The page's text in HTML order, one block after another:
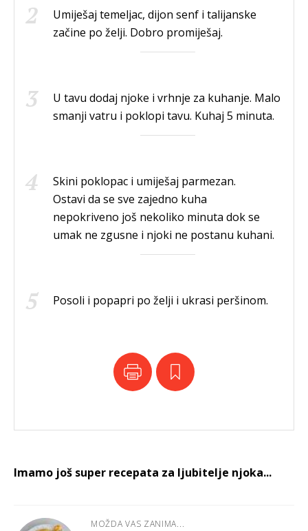
Umiješaj temeljac, dijon senf i talijanske
začine po želji. Dobro promiješaj.
U tavu dodaj njoke i vrhnje za kuhanje. Malo
smanji vatru i poklopi tavu. Kuhaj 5 minuta.
Skini poklopac i umiješaj parmezan.
Ostavi da se sve zajedno kuha
nepokriveno još nekoliko minuta dok se
umak ne zgusne i njoki ne postanu kuhani.
Posoli i popapri po želji i ukrasi peršinom.
Imamo još super recepata za ljubitelje njoka...
MOŽDA VAS ZANIMA...